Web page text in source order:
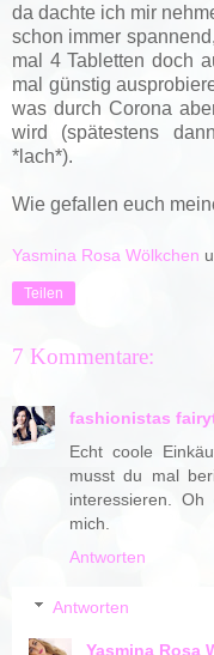
da dachte ich mir
schon immer
mal 4 Tabletten doch
mal günstig
was durch Corona
wird (spätestens
*lach*).
Wie gefallen euch
Yasmina Rosa Wölkchen
Teilen
7 Kommentare:
fashionistas
Echt coole
musst du mal
interessieren.
mich.
Antworten
Antworten
Yasmina Rosa